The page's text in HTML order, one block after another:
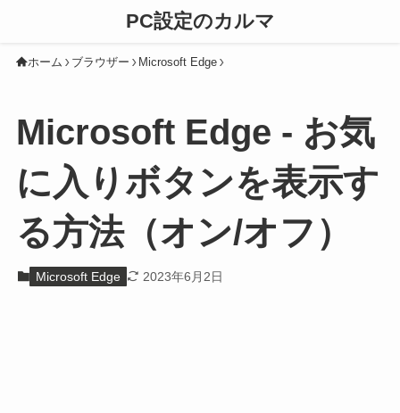
PC設定のカルマ
ホーム ブラウザー Microsoft Edge
Microsoft Edge - お気
に入りボタンを表示す
る方法（オン/オフ）
Microsoft Edge 2023年6月2日